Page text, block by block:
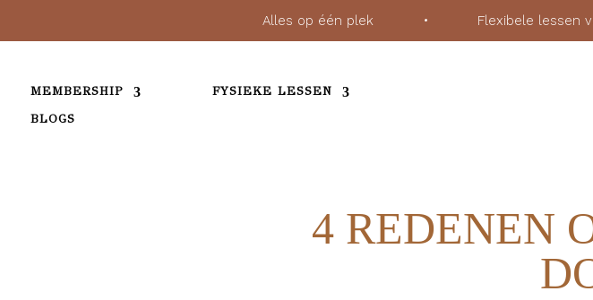
MEMBERSHIP
FYSIEKE LESSEN
BLOGS
Alles op één plek • Flexibele
4 REDENEN